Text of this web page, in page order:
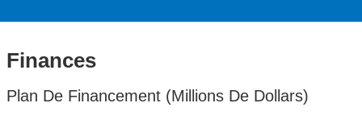
Finances
Plan De Financement (Millions De Dollars)